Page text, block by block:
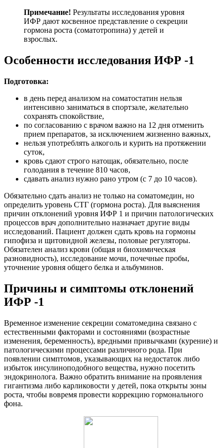
Примечание! Результаты исследования уровня
ИФР дают косвенное представление о секреции
гормона роста (соматотропина) у детей и
взрослых.
Особенности исследования ИФР -1
Подготовка:
в день перед анализом на соматостатин нельзя
интенсивно заниматься в спортзале, желательно
сохранять спокойствие,
по согласованию с врачом важно на 12 дня отменить
прием препаратов, за исключением жизненно важных,
нельзя употреблять алкоголь и курить на протяжении
суток,
кровь сдают строго натощак, обязательно, после
голодания в течение 810 часов,
сдавать анализ нужно рано утром (с 7 до 10 часов).
Обязательно сдать анализ не только на соматомедин, но
определить уровень СТГ (гормона роста). Для выяснения
причин отклонений уровня ИФР 1 и причин патологических
процессов врач дополнительно назначает другие виды
исследований. Пациент должен сдать кровь на гормоны
гипофиза и щитовидной железы, половые регуляторы.
Обязателен анализ крови (общая и биохимическая
разновидность), исследование мочи, почечные пробы,
уточнение уровня общего белка и альбуминов.
Причины и симптомы отклонений
ИФР -1
Временное изменение секреции соматомедина связано с
естественными факторами и состояниями (возрастные
изменения, беременность), вредными привычками (курение) и
патологическими процессами различного рода. При
появлении симптомов, указывающих на недостаток либо
избыток инсулиноподобного вещества, нужно посетить
эндокринолога. Важно обратить внимание на проявления
гигантизма либо карликовости у детей, пока открыты зоны
роста, чтобы вовремя провести коррекцию гормонального
фона.